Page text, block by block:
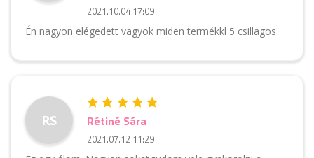
2021.10.04 17:09
Én nagyon elégedett vagyok miden termékkl 5 csillagos
RS Rétiné Sára
2021.07.12 11:29